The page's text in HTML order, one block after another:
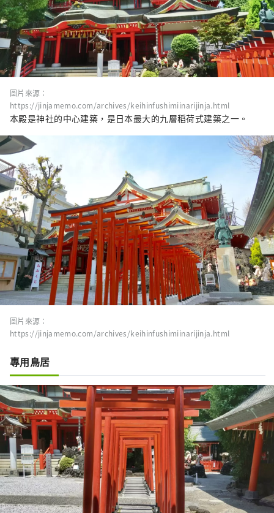
圖片來源：
https://jinjamemo.com/archives/keihinfushimiinarijinja.html
本殿是神社的中心建築，是日本最大的九層稻荷式建築之一。
圖片來源：
https://jinjamemo.com/archives/keihinfushimiinarijinja.html
專用鳥居